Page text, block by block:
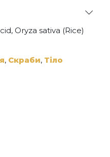
Oryza sativa (Rice)
Sorbitan stearate,
callus lysate,
Phenoxyethanol,
chloride, Citrus
Polysorbate 60,
Phytic acid,
, Скраби, Тіло